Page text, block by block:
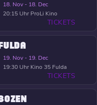
18. Nov - 18. Dec
20:15 Uhr ProLi Kino
TICKETS
FULDA
19. Nov - 19. Dec
19:30 Uhr Kino 35 Fulda
TICKETS
BOZEN